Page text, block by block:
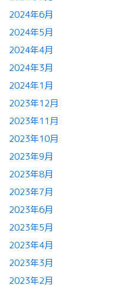
2024年6月
2024年5月
2024年4月
2024年3月
2024年1月
2023年12月
2023年11月
2023年10月
2023年9月
2023年8月
2023年7月
2023年6月
2023年5月
2023年4月
2023年3月
2023年2月